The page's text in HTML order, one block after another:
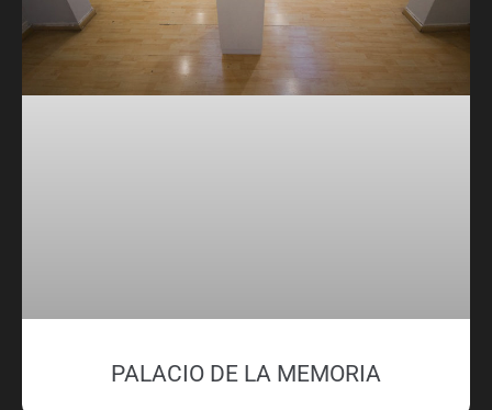
PALACIO DE LA MEMORIA